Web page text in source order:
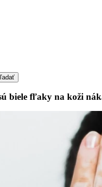
biele fľaky na koži